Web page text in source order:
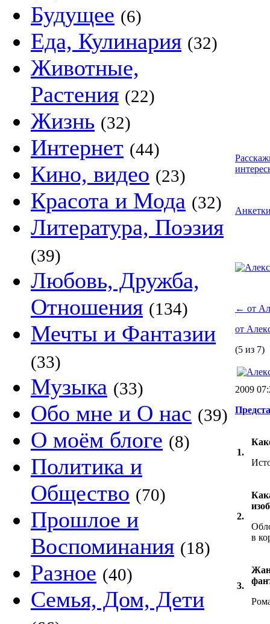
Будущее (6)
Еда, Кулинария (32)
Животные,
Растения (22)
Жизнь (32)
Интернет (44)
Кино, видео (23)
Красота и Мода (32)
Литература, Поэзия
(39)
Любовь, Дружба,
Отношения (134)
Мечты и Фантазии
(33)
Музыка (33)
Обо мне и О нас (39)
О моём блоге (8)
Политика и
Общество (70)
Прошлое и
Воспоминания (18)
Разное (40)
Семья, Дом, Дети
← от
от
(5 из 7)
2009
1.
2.
в
3.